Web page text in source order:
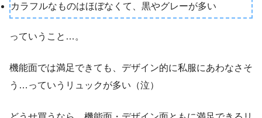
カラフルなものはほぼなくて、黒やグレーが多い
っていうこと…。
機能面では満足できても、デザイン的に私服にあわなさそ
う…っていうリュックが多い（泣）